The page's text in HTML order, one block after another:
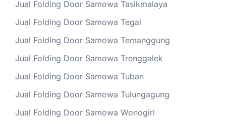
Jual Folding Door Samowa Tasikmalaya
Jual Folding Door Samowa Tegal
Jual Folding Door Samowa Temanggung
Jual Folding Door Samowa Trenggalek
Jual Folding Door Samowa Tuban
Jual Folding Door Samowa Tulungagung
Jual Folding Door Samowa Wonogiri